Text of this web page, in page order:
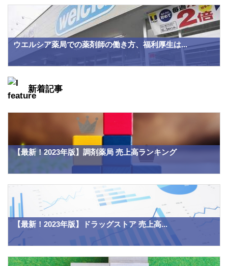
ウエルシア薬局での薬剤師の働き方、福利厚生は...
新着記事
【最新！2023年版】調剤薬局 売上高ランキング
【最新！2023年版】ドラッグストア 売上高...